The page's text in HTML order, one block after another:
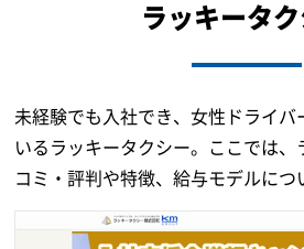
ラッキータ
未経験でも入社でき、女性ドライ
いるラッキータクシー。ここでは
コミ・評判や特徴、給与モデルにつ